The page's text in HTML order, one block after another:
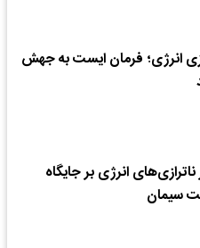
انرژی؛ فرمان ایست به جهش
ناترازی‌های انرژی بر جایگاه
سیمان